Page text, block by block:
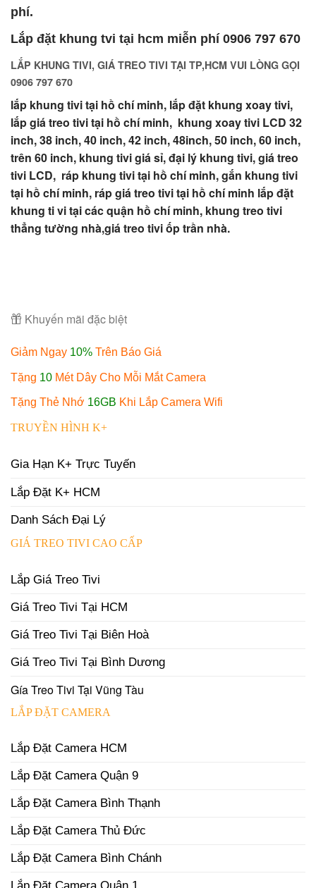
phí.
Lắp đặt khung tvi tại hcm miễn phí 0906 797 670
LẮP KHUNG TIVI, GIÁ TREO TIVI TẠI TP,HCM VUI LÒNG GỌI
0906 797 670
lắp khung tivi tại hồ chí minh, lắp đặt khung xoay tivi,
lắp giá treo tivi tại hồ chí minh, khung xoay tivi LCD 32
inch, 38 inch, 40 inch, 42 inch, 48inch, 50 inch, 60 inch,
trên 60 inch, khung tivi giá sỉ, đại lý khung tivi, giá treo
tivi LCD, ráp khung tivi tại hồ chí minh, gắn khung tivi
tại hồ chí minh, ráp giá treo tivi tại hồ chí minh lắp đặt
khung ti vi tại các quận hồ chí minh, khung treo tivi
thẳng tường nhà,giá treo tivi ốp trần nhà.
Khuyến mãi đặc biệt
Giảm Ngay 10% Trên Báo Giá
Tặng 10 Mét Dây Cho Mỗi Mắt Camera
Tặng Thẻ Nhớ 16GB Khi Lắp Camera Wifi
TRUYỀN HÌNH K+
Gia Hạn K+ Trực Tuyến
Lắp Đặt K+ HCM
Danh Sách Đại Lý
GIÁ TREO TIVI CAO CẤP
Lắp Giá Treo Tivi
Giá Treo Tivi Tại HCM
Giá Treo Tivi Tại Biên Hoà
Giá Treo Tivi Tại Bình Dương
Gía Treo Tivi Tại Vũng Tàu
LẮP ĐẶT CAMERA
Lắp Đặt Camera HCM
Lắp Đặt Camera Quận 9
Lắp Đặt Camera Bình Thạnh
Lắp Đặt Camera Thủ Đức
Lắp Đặt Camera Bình Chánh